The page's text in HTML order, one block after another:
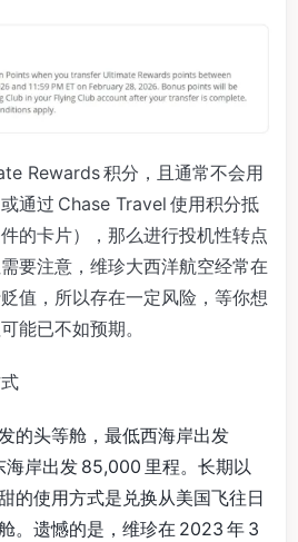
Rewards 积分，且通常不会用
通过 Chase Travel 使用积分抵
的卡片），那么进行投机性转点
要注意，维珍大西洋航空经常在
值，所以存在一定风险，等你想
能已不如预期。
的头等舱，最低西海岸出发
岸出发 85,000 里程。长期以
的使用方式是兑换从美国飞往日
。遗憾的是，维珍在 2023 年 3